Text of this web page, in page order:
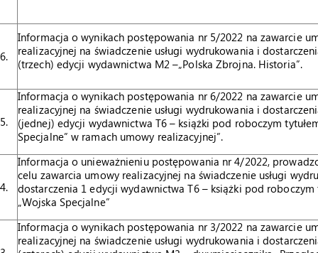
6.
Informacja o wynikach postępowania nr 5/2022 na zawarcie
realizacyjnej na świadczenie usługi wydrukowania i
(trzech) edycji wydawnictwa M2 –„Polska Zbrojna. Historia”.
5.
Informacja o wynikach postępowania nr 6/2022 na zawarcie
realizacyjnej na świadczenie usługi wydrukowania i
(jednej) edycji wydawnictwa T6 – książki pod roboczym
Specjalne” w ramach umowy realizacyjnej”.
4.
Informacja o unieważnieniu postępowania nr 4/2022,
celu zawarcia umowy realizacyjnej na świadczenie usługi
dostarczenia 1 edycji wydawnictwa T6 – książki pod roboczym
„Wojska Specjalne”
Informacja o wynikach postępowania nr 3/2022 na zawarcie
realizacyjnej na świadczenie usługi wydrukowania i